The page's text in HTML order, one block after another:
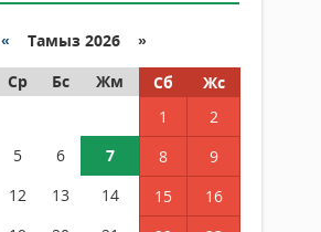
« Тамыз 2026 »
Ср Бс Жм Сб
Жс
1
2
5 6 7 8
9
12 13 14 15
16